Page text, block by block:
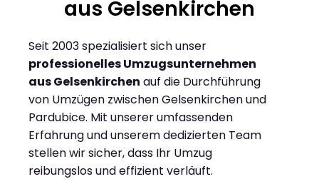
aus Gelsenkirchen
Seit 2003 spezialisiert sich unser
professionelles Umzugsunternehmen
aus Gelsenkirchen auf die Durchführung
von Umzügen zwischen Gelsenkirchen und
Pardubice. Mit unserer umfassenden
Erfahrung und unserem dedizierten Team
stellen wir sicher, dass Ihr Umzug
reibungslos und effizient verläuft.